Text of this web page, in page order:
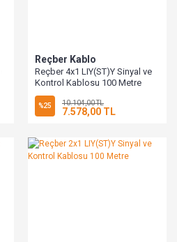
Reçber Kablo
Reçber 4x1 LIY(ST)Y Sinyal ve
Kontrol Kablosu 100 Metre
%25 10.104,00 TL
7.578,00 TL